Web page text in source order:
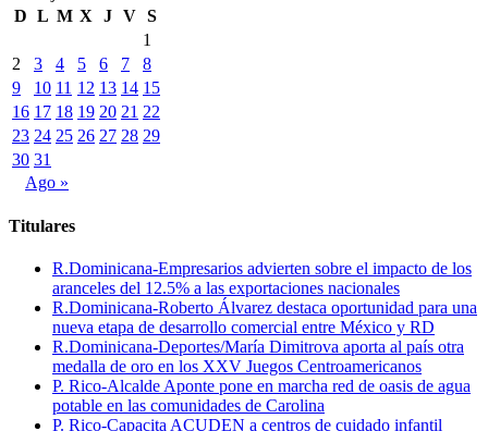
D L M X J V S
1
2
3 4 5 6 7
8
9
10 11 12 13 14 15
16 17 18 19 20 21 22
23 24 25 26 27 28 29
30 31
Ago »
Titulares
R.Dominicana-Empresarios advierten sobre el impacto de los
aranceles del 12.5% a las exportaciones nacionales
R.Dominicana-Roberto Álvarez destaca oportunidad para una
nueva etapa de desarrollo comercial entre México y RD
R.Dominicana-Deportes/María Dimitrova aporta al país otra
medalla de oro en los XXV Juegos Centroamericanos
P. Rico-Alcalde Aponte pone en marcha red de oasis de agua
potable en las comunidades de Carolina
P. Rico-Capacita ACUDEN a centros de cuidado infantil